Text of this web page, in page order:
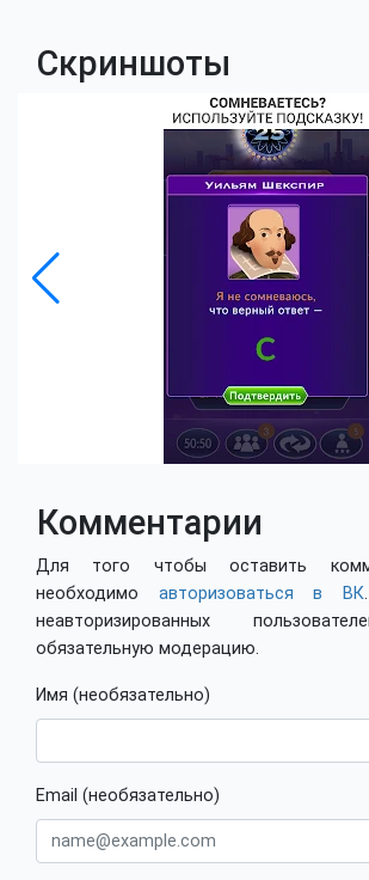
Скриншоты
Комментарии
Для того чтобы оставить
необходимо авторизоваться в ВК
неавторизированных
обязательную модерацию.
Имя (необязательно)
Email (необязательно)